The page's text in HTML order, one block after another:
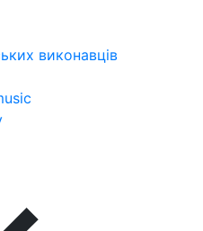
виконавців